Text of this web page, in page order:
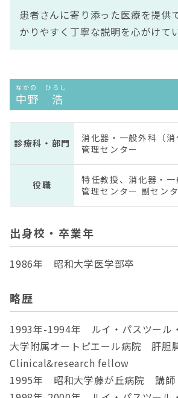
患者さんに寄り添った医療を提供
かりやすく丁寧な説明を心がけてい
なかの ひろし
中野 浩
診療科・部門
消化器・一般外科（
管理センター
役職
特任教授、消化器・
管理センター 副セン
出身校・卒業年
1986年 昭和大学医学部卒
略歴
1993年-1994年 ルイ・パスツール
大学附属オートピエール病院 肝胆
Clinical&research fellow
1995年 昭和大学藤が丘病院 講師